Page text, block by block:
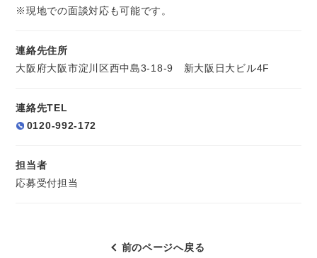
※現地での面談対応も可能です。
連絡先住所
大阪府大阪市淀川区西中島3-18-9 新大阪日大ビル4F
連絡先TEL
0120-992-172
担当者
応募受付担当
前のページへ戻る